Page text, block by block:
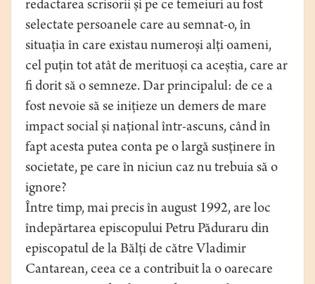
redactarea scrisorii și pe ce temeiuri au fost
selectate persoanele care au semnat-o, în
situația în care existau numeroși alți oameni,
cel puțin tot atât de merituoși ca aceștia, care ar
fi dorit să o semneze. Dar principalul: de ce a
fost nevoie să se inițieze un demers de mare
impact social și național într-ascuns, când în
fapt acesta putea conta pe o largă susținere în
societate, pe care în niciun caz nu trebuia să o
ignore?
Între timp, mai precis în august 1992, are loc
îndepărtarea episcopului Petru Păduraru din
episcopatul de la Bălți de către Vladimir
Cantarean, ceea ce a contribuit la o oarecare